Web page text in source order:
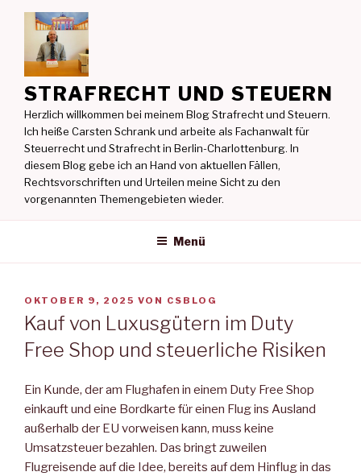
springen
STRAFRECHT UND STEUERN
Herzlich willkommen bei meinem Blog Strafrecht und Steuern.
Ich heiße Carsten Schrank und arbeite als Fachanwalt für
Steuerrecht und Strafrecht in Berlin-Charlottenburg. In
diesem Blog gebe ich an Hand von aktuellen Fällen,
Rechtsvorschriften und Urteilen meine Sicht zu den
vorgenannten Themengebieten wieder.
Menü
VERÖFFENTLICHT
AM
OKTOBER 9, 2025 VON CSBLOG
Kauf von Luxusgütern im Duty
Free Shop und steuerliche Risiken
Ein Kunde, der am Flughafen in einem Duty Free Shop
einkauft und eine Bordkarte für einen Flug ins Ausland
außerhalb der EU vorweisen kann, muss keine
Umsatzsteuer bezahlen. Das bringt zuweilen
Flugreisende auf die Idee, bereits auf dem Hinflug in das